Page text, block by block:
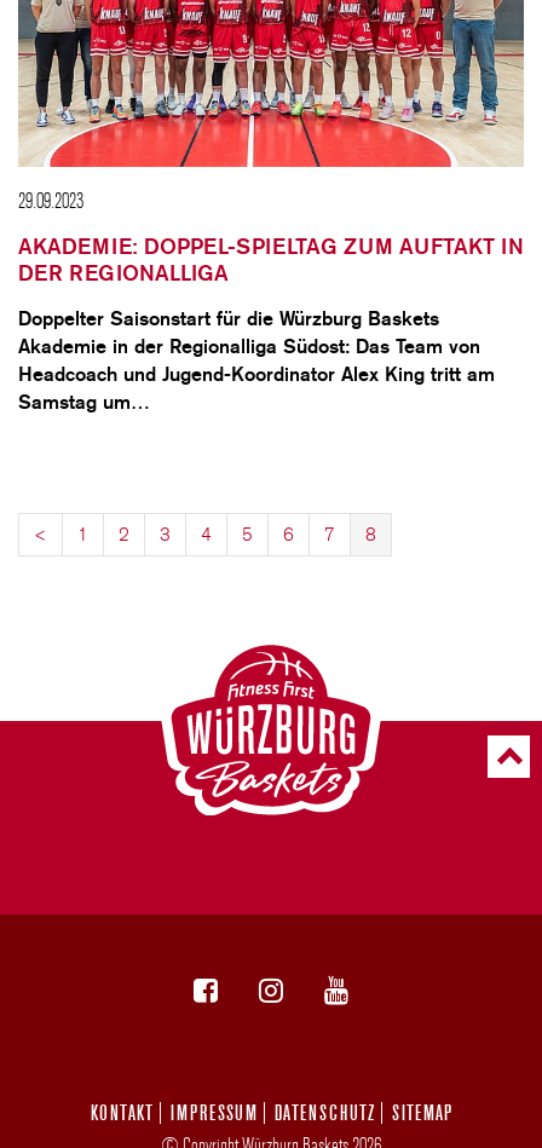
29.09.2023
AKADEMIE: DOPPEL-SPIELTAG ZUM AUFTAKT IN
DER REGIONALLIGA
Doppelter Saisonstart für die Würzburg Baskets
Akademie in der Regionalliga Südost: Das Team von
Headcoach und Jugend-Koordinator Alex King tritt am
Samstag um…
< 1 2 3 4 5 6 7 8
KONTAKT IMPRESSUM DATENSCHUTZ
SITEMAP